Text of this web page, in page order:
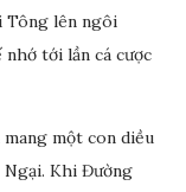
Tông lên ngôi
tới lần cá cược
một con diều
Ngại. Khi Đường